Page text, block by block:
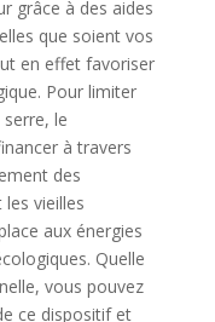
grâce à des aides
que soient vos
en effet favoriser
Pour limiter
le
à travers
des
vieilles
aux énergies
Quelle
vous pouvez
ce dispositif et